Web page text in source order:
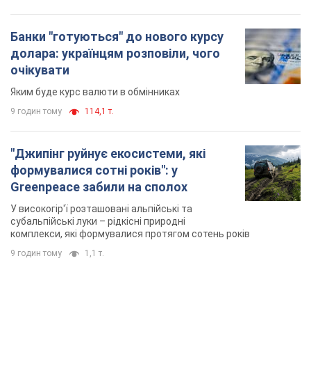
Банки "готуються" до нового курсу
долара: українцям розповіли, чого
очікувати
Яким буде курс валюти в обмінниках
9 годин тому 114,1 т.
"Джипінг руйнує екосистеми, які
формувалися сотні років": у
Greenpeace забили на сполох
У високогір'ї розташовані альпійські та
субальпійські луки – рідкісні природні
комплекси, які формувалися протягом сотень років
9 годин тому 1,1 т.